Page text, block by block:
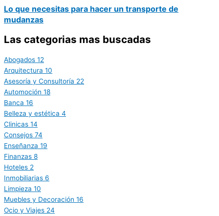
Lo que necesitas para hacer un transporte de
mudanzas
Las categorias mas buscadas
Abogados 12
Arquitectura 10
Asesoría y Consultoría 22
Automoción 18
Banca 16
Belleza y estética 4
Clinicas 14
Consejos 74
Enseñanza 19
Finanzas 8
Hoteles 2
Inmobiliarias 6
Limpieza 10
Muebles y Decoración 16
Ocio y Viajes 24